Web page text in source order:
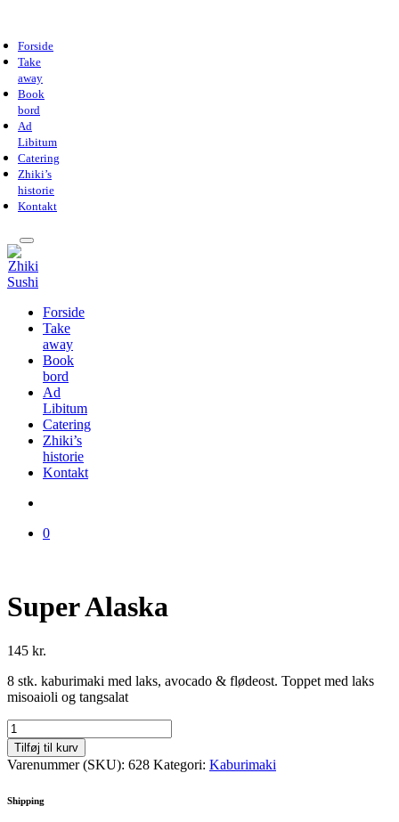
Forside
Take
away
Book
bord
Ad
Libitum
Catering
Zhiki’s
historie
Kontakt
Forside
Take
away
Book
bord
Ad
Libitum
Catering
Zhiki’s
historie
Kontakt
0
Super Alaska
145 kr.
8 stk. kaburimaki med laks, avocado & flødeost. Toppet med laks
misoaioli og tangsalat
Super
Alaska
antal
Tilføj til kurv
Varenummer (SKU): 628 Kategori: Kaburimaki
Shipping